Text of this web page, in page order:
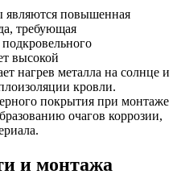
являются повышенная
требующая
высокой
нагрев металла на солнце и
кровли.
покрытия при монтаже
очагов коррозии,
и монтажа